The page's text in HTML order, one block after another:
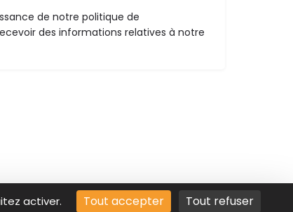
de notre politique de
des informations relatives à notre
activer. Tout accepter
Tout refuser